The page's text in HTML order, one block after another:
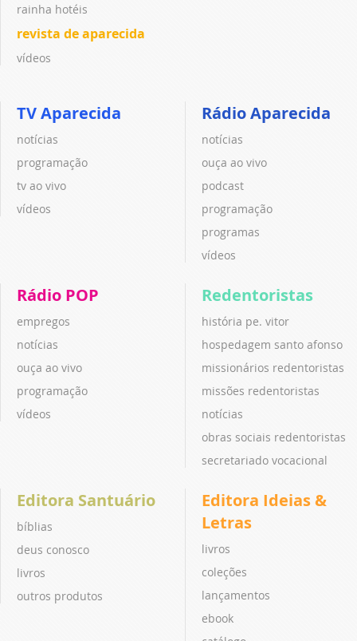
rainha hotéis
revista de aparecida
vídeos
TV Aparecida
notícias
programação
tv ao vivo
vídeos
Rádio Aparecida
notícias
ouça ao vivo
podcast
programação
programas
vídeos
Rádio POP
empregos
notícias
ouça ao vivo
programação
vídeos
Redentoristas
história pe. vitor
hospedagem santo afonso
missionários redentoristas
missões redentoristas
notícias
obras sociais redentoristas
secretariado vocacional
Editora Santuário
bíblias
deus conosco
livros
outros produtos
Editora Ideias &
Letras
livros
coleções
lançamentos
ebook